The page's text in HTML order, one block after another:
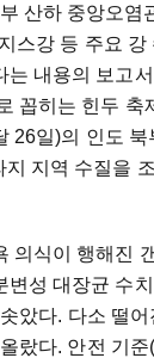
산하 중앙오염
스강 등 주요 강
는 내용의 보고
꼽히는 힌두 축
26일)의 인도 북
지역 수질을
의식이 행해진
변성 대장균 수
았다. 다소 떨어
랐다. 안전 기준